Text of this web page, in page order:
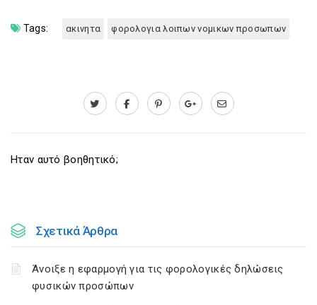
Tags: ακινητα φορολογια λοιπων νομικων προσωπων
Ηταν αυτό βοηθητικό;
Σχετικά Άρθρα
Άνοιξε η εφαρμογή για τις φορολογικές δηλώσεις
φυσικών προσώπων